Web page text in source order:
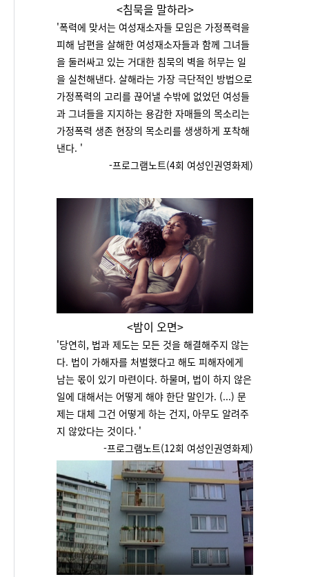
<침묵을 말하라>
'폭력에 맞서는 여성재소자들 모임은 가정폭력을
피해 남편을 살해한 여성재소자들과 함께 그녀들
을 둘러싸고 있는 거대한 침묵의 벽을 허무는 일
을 실천해낸다. 살해라는 가장 극단적인 방법으로
가정폭력의 고리를 끊어낼 수밖에 없었던 여성들
과 그녀들을 지지하는 용감한 자매들의 목소리는
가정폭력 생존 현장의 목소리를 생생하게 포착해
낸다. '
-프로그램노트(4회 여성인권영화제)
<밤이 오면>
'당연히, 법과 제도는 모든 것을 해결해주지 않는
다. 법이 가해자를 처벌했다고 해도 피해자에게
남는 몫이 있기 마련이다. 하물며, 법이 하지 않은
일에 대해서는 어떻게 해야 한단 말인가. (...) 문
제는 대체 그건 어떻게 하는 건지, 아무도 알려주
지 않았다는 것이다. '
-프로그램노트(12회 여성인권영화제)